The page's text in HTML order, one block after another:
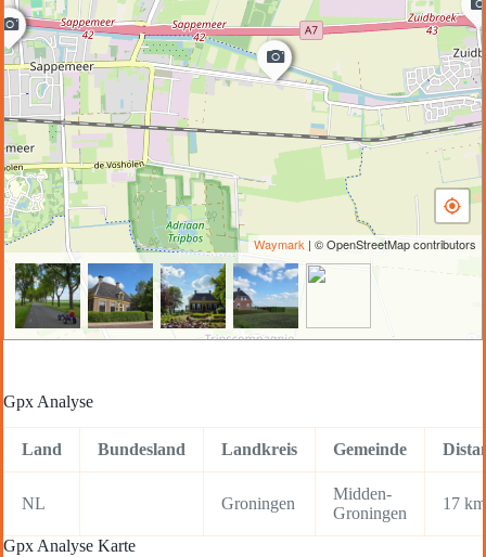
Waymark | © OpenStreetMap contributors
Gpx Analyse
Land Bundesland Landkreis Gemeinde
NL Groningen
Midden-
Groningen
17 km
Gpx Analyse Karte